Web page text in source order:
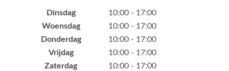
Dinsdag
10:00 - 17:00
Woensdag
10:00 - 17:00
Donderdag
10:00 - 17:00
Vrijdag
10:00 - 17:00
Zaterdag
10:00 - 17:00